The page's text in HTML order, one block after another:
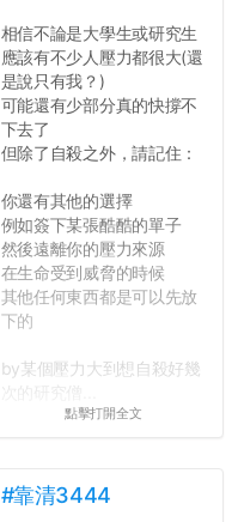
相信不論是大學生或研究生
應該有不少人壓力都很大(還
是說只有我？)
可能還有少部分真的快撐不
下去了
但除了自殺之外，請記住：
你還有其他的選擇
例如簽下某張酷酷的單子
然後遠離你的壓力來源
在生命受到威脅的時候
其他任何東西都是可以先放
下的
by某個壓力大到想自殺好幾
點擊打開全文
#靠清3444